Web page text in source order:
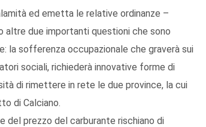
ed emetta le relative ordinanze –
altre due importanti questioni che sono
la sofferenza occupazionale che graverà sui
sociali, richiederà innovative forme di
di rimettere in rete le due province, la cui
di Calciano.
del prezzo del carburante rischiano di